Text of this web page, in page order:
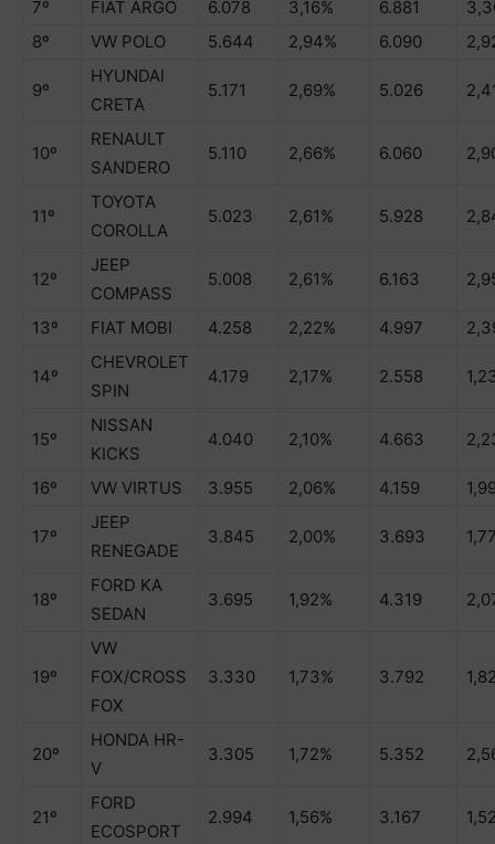
7º FIAT ARGO 6.078 3,16% 6.881
8º
VW POLO 5.644 2,94% 6.090
9º
HYUNDAI
CRETA
5.171 2,69% 5.026
10º
RENAULT
SANDERO
5.110 2,66% 6.060
11º
TOYOTA
COROLLA
5.023 2,61% 5.928
12º
JEEP
COMPASS
5.008 2,61% 6.163
13º FIAT MOBI 4.258 2,22% 4.997
14º
CHEVROLET
SPIN
4.179 2,17% 2.558
15º
NISSAN
KICKS
4.040 2,10% 4.663
16º VW VIRTUS 3.955 2,06% 4.159
17º
JEEP
RENEGADE
3.845 2,00% 3.693
18º
FORD KA
SEDAN
3.695 1,92% 4.319
19º
VW
FOX/CROSS
FOX
3.330 1,73% 3.792
20º
HONDA HR-
V
3.305 1,72% 5.352
21º
FORD
ECOSPORT
2.994 1,56% 3.167